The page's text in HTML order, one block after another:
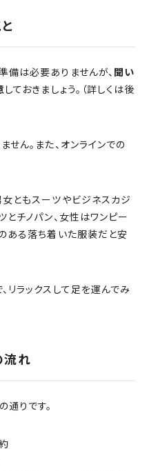
は必要ありませんが、 聞い
しておきましょう。（詳しくは後
ん。また、オンラインでの
ともスーツやビジネスカジ
チノパン、女性はワンピー
ある落ち着いた服装だと安
リラックスして足を運んでみ
流れ
りです。